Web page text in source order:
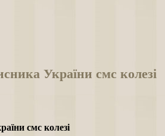
України смс колезі
смс колезі